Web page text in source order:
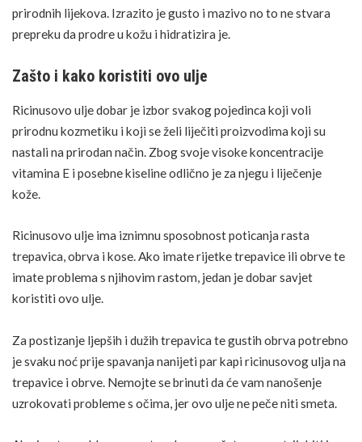
prirodnih lijekova. Izrazito je gusto i mazivo no to ne stvara
prepreku da prodre u kožu i hidratizira je.
Zašto i kako koristiti ovo ulje
Ricinusovo ulje dobar je izbor svakog pojedinca koji voli
prirodnu kozmetiku i koji se želi liječiti proizvodima koji su
nastali na prirodan način. Zbog svoje visoke koncentracije
vitamina E i posebne kiseline odlično je za njegu i liječenje
kože.
Ricinusovo ulje ima iznimnu sposobnost poticanja rasta
trepavica, obrva i kose. Ako imate rijetke trepavice ili obrve te
imate problema s njihovim rastom, jedan je dobarsavjet
koristiti ovo ulje.
Za postizanje ljepših i dužih trepavica te gustih obrva potrebno
je svaku noć prije spavanja nanijeti par kapi ricinusovog ulja na
trepavice i obrve. Nemojte se brinuti da će vam nanošenje
uzrokovati probleme s očima, jer ovo ulje ne peče niti smeta.